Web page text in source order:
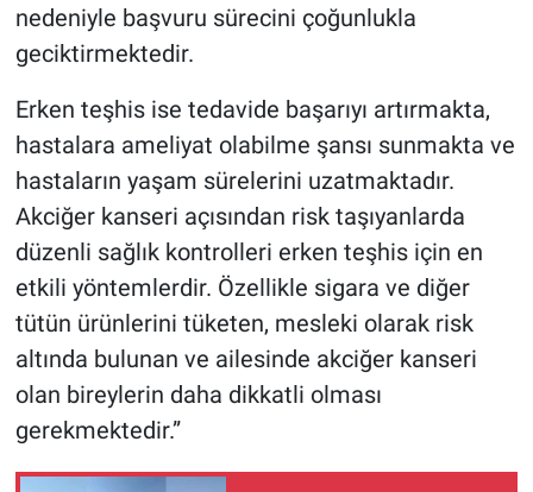
nedeniyle başvuru sürecini çoğunlukla
geciktirmektedir.
Erken teşhis ise tedavide başarıyı artırmakta,
hastalara ameliyat olabilme şansı sunmakta ve
hastaların yaşam sürelerini uzatmaktadır.
Akciğer kanseri açısından risk taşıyanlarda
düzenli sağlık kontrolleri erken teşhis için en
etkili yöntemlerdir. Özellikle sigara ve diğer
tütün ürünlerini tüketen, mesleki olarak risk
altında bulunan ve ailesinde akciğer kanseri
olan bireylerin daha dikkatli olması
gerekmektedir.”